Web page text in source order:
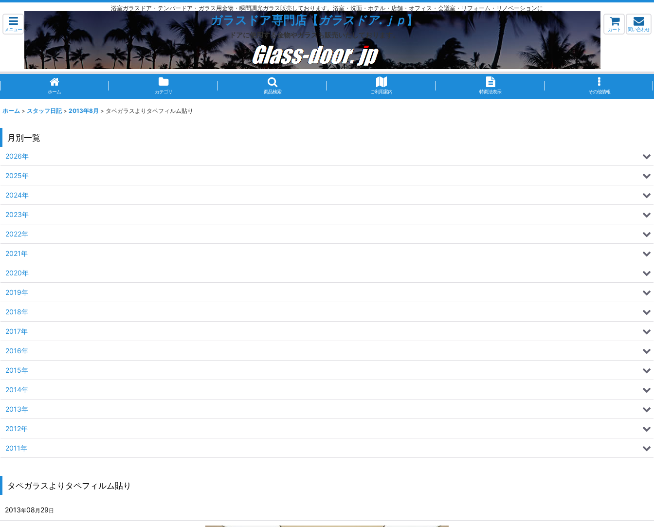
浴室ガラスドア・テンパードア・ガラス用金物・瞬間調光ガラス販売しております。浴室・洗面・ホテル・店舗・オフィス・会議室・リフォーム・リノベーションに
メニュー
ガラスドア専門店【ガラスドア.ｊｐ】
ドアに使用する金物やガラスも販売いたしております。
カート 問い合わせ
ホーム カテゴリ 商品検索 ご利用案内 特商法表示 その他情報
ホーム > スタッフ日記 > 2013年8月 > タペガラスよりタペフィルム貼り
タペガラスよりタペフィルム貼り
2013年08 月 29日
月別一覧
2026年
2025年
2024年
2023年
2022年
2021年
2020年
2019年
2018年
2017年
2016年
2015年
2014年
2013年
2012年
2011年